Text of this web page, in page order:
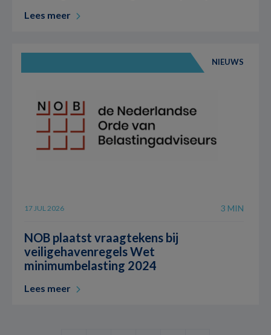
Lees meer
NIEUWS
17 JUL 2026 3 MIN
NOB plaatst vraagtekens bij
veiligehavenregels Wet
minimumbelasting 2024
Lees meer